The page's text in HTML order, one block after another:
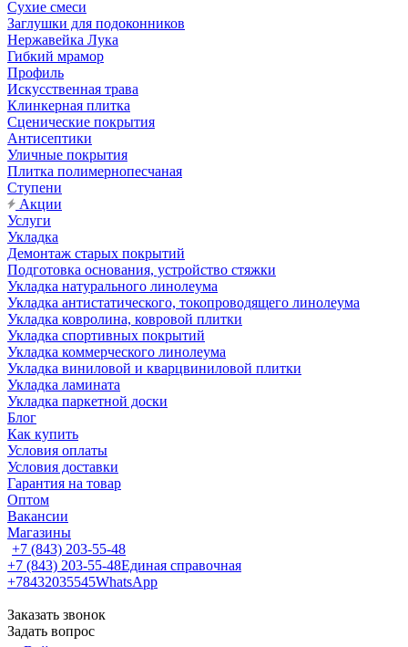
Сухие смеси
Заглушки для подоконников
Нержавейка Лука
Гибкий мрамор
Профиль
Искусственная трава
Клинкерная плитка
Сценические покрытия
Антисептики
Уличные покрытия
Плитка полимернопесчаная
Ступени
Акции
Услуги
Укладка
Демонтаж старых покрытий
Подготовка основания, устройство стяжки
Укладка натурального линолеума
Укладка антистатического, токопроводящего линолеума
Укладка ковролина, ковровой плитки
Укладка спортивных покрытий
Укладка коммерческого линолеума
Укладка виниловой и кварцвиниловой плитки
Укладка ламината
Укладка паркетной доски
Блог
Как купить
Условия оплаты
Условия доставки
Гарантия на товар
Оптом
Вакансии
Магазины
+7 (843) 203-55-48
+7 (843) 203-55-48Единая справочная
+78432035545WhatsApp
Заказать звонок
Задать вопрос